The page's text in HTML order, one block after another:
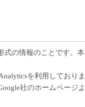
の情報のことです。本
を利用しており
社のホームページ